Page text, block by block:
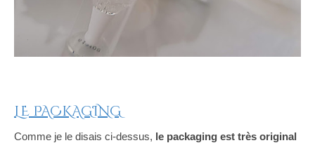
LE PACKAGING
Comme je le disais ci-dessus, le packaging est très original